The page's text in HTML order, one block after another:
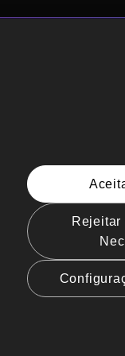
Rejeitar